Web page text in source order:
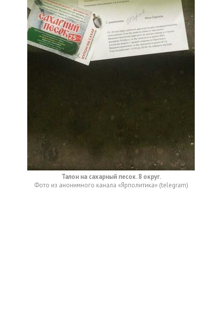
Талон на сахарный песок. 8 округ.
Фото из анонимного канала «Ярполитика» (telegram)